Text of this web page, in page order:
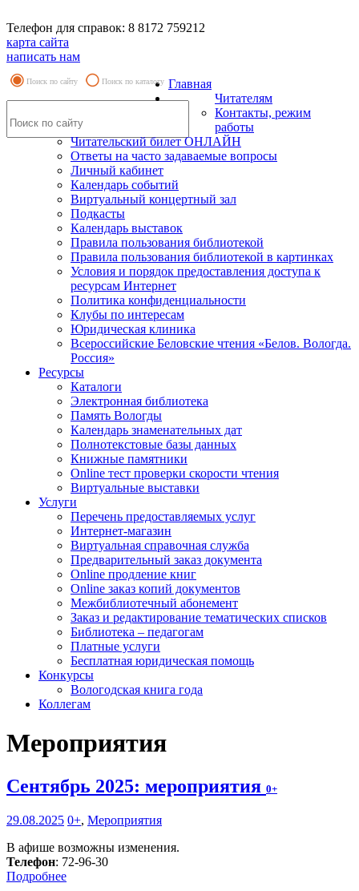
Телефон для справок: 8 8172 759212
карта сайта
написать нам
Поиск по сайту Поиск по каталогу Главная
Читателям
Контакты, режим
работы
Читательский билет ОНЛАЙН
Ответы на часто задаваемые вопросы
Личный кабинет
Календарь событий
Виртуальный концертный зал
Подкасты
Календарь выставок
Правила пользования библиотекой
Правила пользования библиотекой в картинках
Условия и порядок предоставления доступа к
ресурсам Интернет
Политика конфиденциальности
Клубы по интересам
Юридическая клиника
Всероссийские Беловские чтения «Белов. Вологда.
Россия»
Ресурсы
Каталоги
Электронная библиотека
Память Вологды
Календарь знаменательных дат
Полнотекстовые базы данных
Книжные памятники
Online тест проверки скорости чтения
Виртуальные выставки
Услуги
Перечень предоставляемых услуг
Интернет-магазин
Виртуальная справочная служба
Предварительный заказ документа
Online продление книг
Online заказ копий документов
Межбиблиотечный абонемент
Заказ и редактирование тематических списков
Библиотека – педагогам
Платные услуги
Бесплатная юридическая помощь
Конкурсы
Вологодская книга года
Коллегам
Мероприятия
Сентябрь 2025: мероприятия 0+
29.08.2025 0+, Мероприятия
В афише возможны изменения.
Телефон: 72-96-30
Подробнее